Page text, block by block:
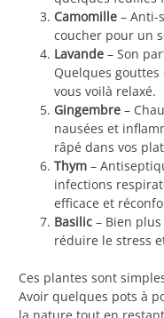
Camomille – Anti-
coucher pour un
Lavande – Son
Quelques gouttes
vous voilà relaxé.
Gingembre –
nausées et
râpé dans vos
Thym –
infections
efficace et
Basilic – Bien
réduire le stress
Ces plantes sont
Avoir quelques pots à